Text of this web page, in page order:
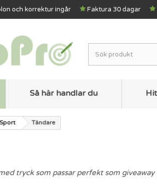
och korrektur ingår Faktura 30 dagar
Så här handlar du
Tändare
tryck som passar perfekt som